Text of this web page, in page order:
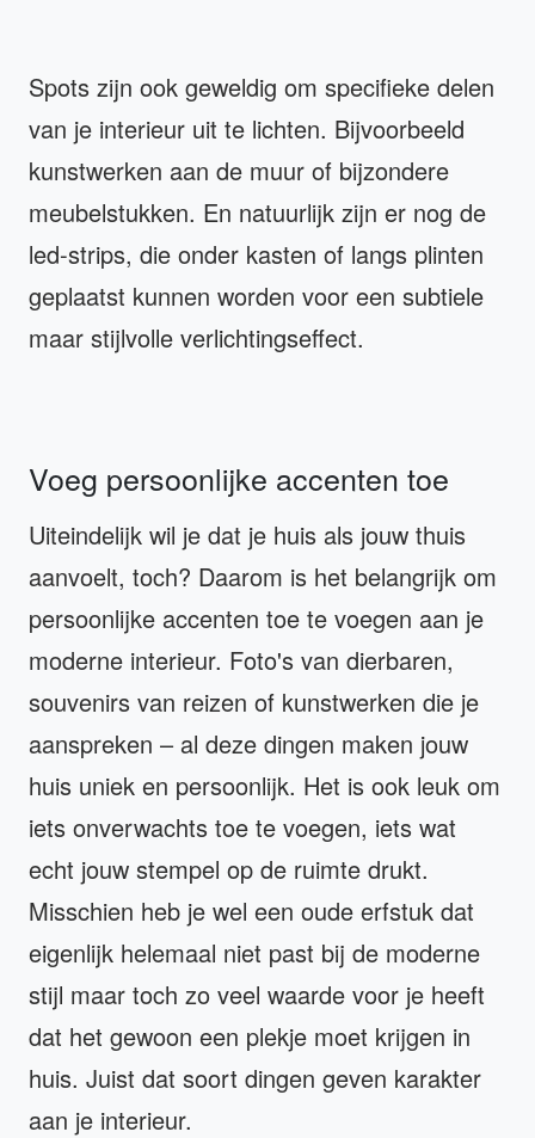
Spots zijn ook geweldig om specifieke delen
van je interieur uit te lichten. Bijvoorbeeld
kunstwerken aan de muur of bijzondere
meubelstukken. En natuurlijk zijn er nog de
led-strips, die onder kasten of langs plinten
geplaatst kunnen worden voor een subtiele
maar stijlvolle verlichtingseffect.
Voeg persoonlijke accenten toe
Uiteindelijk wil je dat je huis als jouw thuis
aanvoelt, toch? Daarom is het belangrijk om
persoonlijke accenten toe te voegen aan je
moderne interieur. Foto's van dierbaren,
souvenirs van reizen of kunstwerken die je
aanspreken – al deze dingen maken jouw
huis uniek en persoonlijk. Het is ook leuk om
iets onverwachts toe te voegen, iets wat
echt jouw stempel op de ruimte drukt.
Misschien heb je wel een oude erfstuk dat
eigenlijk helemaal niet past bij de moderne
stijl maar toch zo veel waarde voor je heeft
dat het gewoon een plekje moet krijgen in
huis. Juist dat soort dingen geven karakter
aan je interieur.